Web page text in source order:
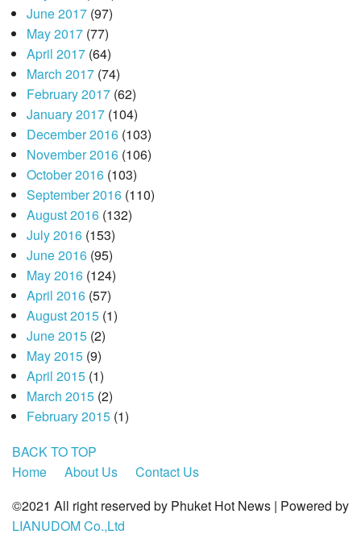
June 2017(97)
May 2017(77)
April 2017(64)
March 2017(74)
February 2017(62)
January 2017(104)
December 2016(103)
November 2016(106)
October 2016(103)
September 2016(110)
August 2016(132)
July 2016(153)
June 2016(95)
May 2016(124)
April 2016(57)
August 2015(1)
June 2015(2)
May 2015(9)
April 2015(1)
March 2015(2)
February 2015(1)
BACK TO TOP
Home
About Us
Contact Us
©2021 All right reserved by Phuket Hot News | Powered by
LIANUDOM Co.,Ltd